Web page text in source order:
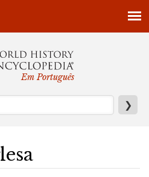
Em Português
❯